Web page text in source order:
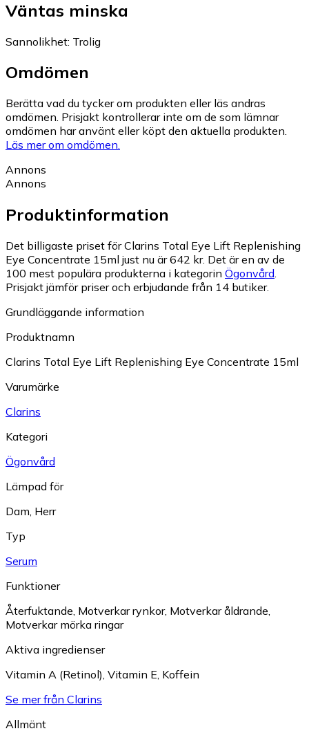
Väntas minska
Sannolikhet: Trolig
Omdömen
Berätta vad du tycker om produkten eller läs andras
omdömen. Prisjakt kontrollerar inte om de som lämnar
omdömen har använt eller köpt den aktuella produkten.
Läs mer om omdömen.
Annons
Annons
Produktinformation
Det billigaste priset för Clarins Total Eye Lift Replenishing
Eye Concentrate 15ml just nu är 642 kr. Det är en av de
100 mest populära produkterna i kategorin Ögonvård.
Prisjakt jämför priser och erbjudande från 14 butiker.
Grundläggande information
Produktnamn
Clarins Total Eye Lift Replenishing Eye Concentrate 15ml
Varumärke
Clarins
Kategori
Ögonvård
Lämpad för
Dam, Herr
Typ
Serum
Funktioner
Återfuktande, Motverkar rynkor, Motverkar åldrande,
Motverkar mörka ringar
Aktiva ingredienser
Vitamin A (Retinol), Vitamin E, Koffein
Se mer från Clarins
Allmänt